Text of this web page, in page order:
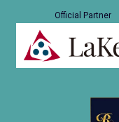
Official Partner